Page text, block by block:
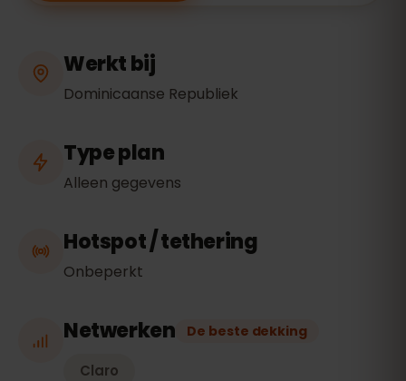
Werkt bij
Dominicaanse Republiek
Type plan
Alleen gegevens
Hotspot / tethering
Onbeperkt
Netwerken De beste dekking
Claro